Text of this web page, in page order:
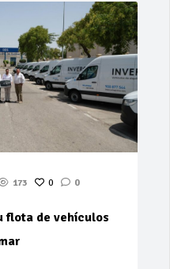
173 0 0
flota de vehículos